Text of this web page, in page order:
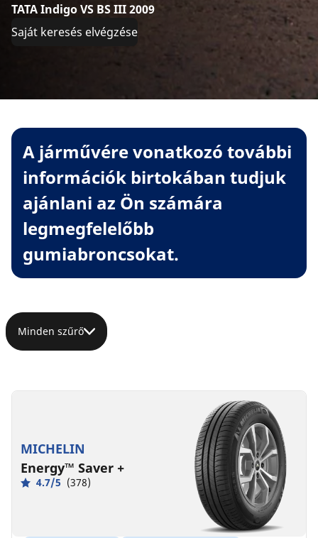
TATA Indigo VS BS III 2009
Saját keresés elvégzése
A járművére vonatkozó további
információk birtokában tudjuk
ajánlani az Ön számára
legmegfelelőbb
gumiabroncsokat.
Minden szűrő
MICHELIN
Energy™ Saver +
4.7/5 (378)